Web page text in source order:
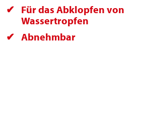
Für das Abklopfen von
Wassertropfen
Abnehmbar